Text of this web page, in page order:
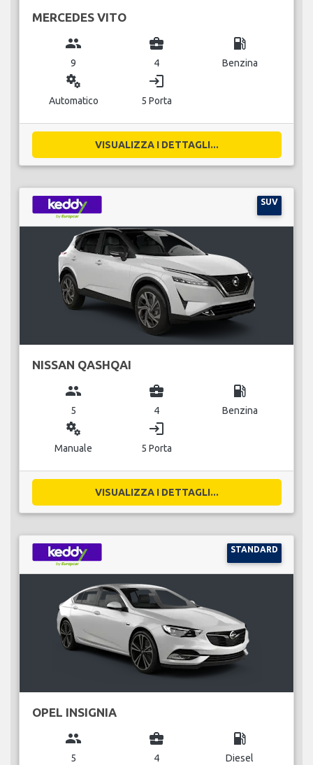
MERCEDES VITO
group
9
business_center
4
local_gas_station
Benzina
miscellaneous_services
Automatico
login
5 Porta
VISUALIZZA I DETTAGLI...
SUV
NISSAN QASHQAI
group
5
business_center
4
local_gas_station
Benzina
miscellaneous_services
Manuale
login
5 Porta
VISUALIZZA I DETTAGLI...
STANDARD
OPEL INSIGNIA
group
5
business_center
4
local_gas_station
Diesel